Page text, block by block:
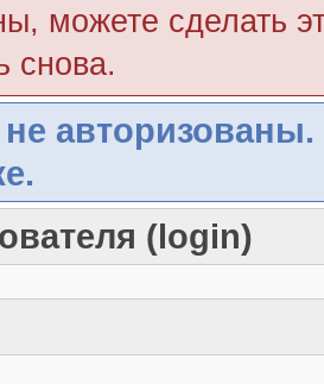
можете сделать
снова.
авторизованы.
(login)